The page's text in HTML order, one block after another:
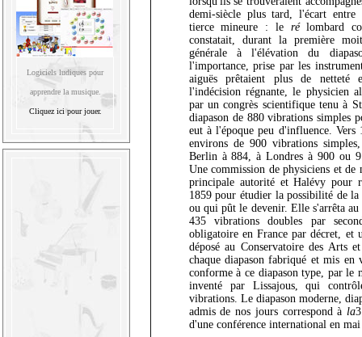
Logiciels ludiques pour
apprendre la musique.
Cliquez ici pour jouer.
demi-siècle plus tard, l'écart entre
tierce mineure : le rélombard
constatait, durant la première
générale à l'élévation du
l'importance, prise par les
aiguës prêtaient plus de
l'indécision régnante, le physicien
par un congrès scientifique tenu à
diapason de 880 vibrations simples
eut à l'époque peu d'influence.
environs de 900 vibrations
Berlin à 884, à Londres à 900 ou
Une commission de physiciens et
principale autorité et Halévy pour
1859 pour étudier la possibilité de
ou qui pût le devenir. Elle s'arrêta au
435 vibrations doubles par
obligatoire en France par décret, et
déposé au Conservatoire des Arts
chaque diapason fabriqué et mis en
conforme à ce diapason type, par le
inventé par Lissajous, qui
vibrations. Le diapason moderne,
admis de nos jours correspond àla
d'une conférence international en